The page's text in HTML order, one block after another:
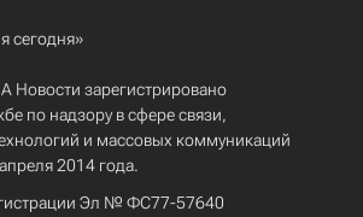
сегодня»
Новости зарегистрировано
по надзору в сфере связи,
и массовых коммуникаций
2014 года.
Эл № ФС77-57640